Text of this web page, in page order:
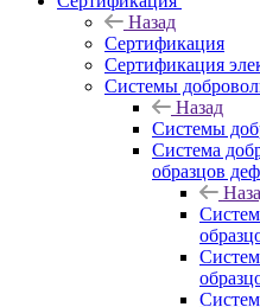
Назад
Сертификация
Сертификация
Системы
Назад
Системы
Система
образцов